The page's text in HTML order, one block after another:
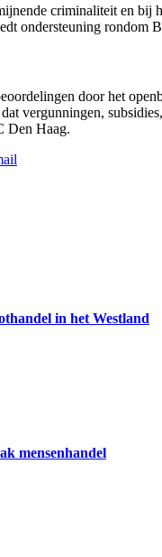
criminaliteit en
ondersteuning rondom
door het
vergunningen,
Den Haag.
in het Westland
mensenhandel